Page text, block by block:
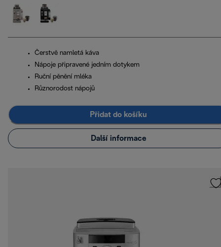
Čerstvě namletá káva
Nápoje připravené jedním dotykem
Ruční pěnění mléka
Různorodost nápojů
Přidat do košíku
Další informace